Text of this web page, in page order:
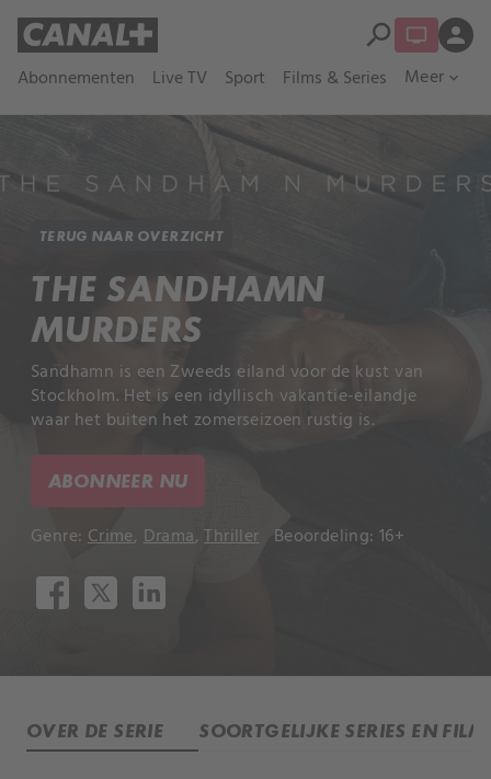
Abonnementen Live TV Sport Films & Series Meer expand_more
search person
TERUG NAAR OVERZICHT
THE SANDHAMN
MURDERS
Sandhamn is een Zweeds eiland voor de kust van
Stockholm. Het is een idyllisch vakantie-eilandje
waar het buiten het zomerseizoen rustig is.
ABONNEER NU
Genre: Crime, Drama,Thriller Beoordeling: 16+
OVER DE SERIE SOORTGELIJKE SERIES EN